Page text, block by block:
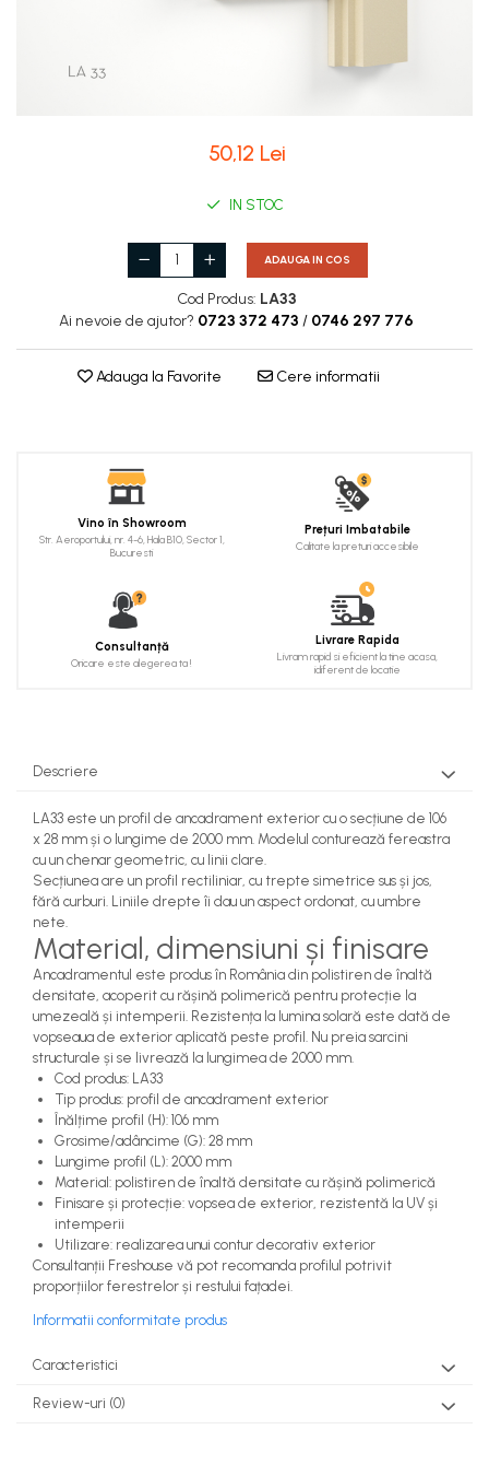
Capiteluri coloane
Inele semicoloane
Trunchiuri semicoloane
Panouri decorative
Cadru de arc
Fronton
Panouri pentru tavan
Console de interior
50,12 Lei
IN STOC
ADAUGA IN COS
Cod Produs: LA33
Ai nevoie de ajutor? 0723 372 473 / 0746 297 776
Adauga la Favorite Cere informatii
Vino în Showroom
Str. Aeroportului, nr. 4-6, Hala B10, Sector 1,
Bucuresti
Prețuri Imbatabile
Calitate la preturi accesibile
Consultanță
Oricare este alegerea ta !
Livrare Rapida
Livram rapid si eficient la tine acasa,
idiferent de locatie
Descriere
LA33 este un profil de ancadrament exterior cu o secțiune de 106
x 28 mm și o lungime de 2000 mm. Modelul conturează fereastra
cu un chenar geometric, cu linii clare.
Secțiunea are un profil rectiliniar, cu trepte simetrice sus și jos,
fără curburi. Liniile drepte îi dau un aspect ordonat, cu umbre
nete.
Material, dimensiuni și finisare
Ancadramentul este produs în România din polistiren de înaltă
densitate, acoperit cu rășină polimerică pentru protecție la
umezeală și intemperii. Rezistența la lumina solară este dată de
vopseaua de exterior aplicată peste profil. Nu preia sarcini
structurale și se livrează la lungimea de 2000 mm.
Cod produs: LA33
Tip produs: profil de ancadrament exterior
Înălțime profil (H): 106 mm
Grosime/adâncime (G): 28 mm
Lungime profil (L): 2000 mm
Material: polistiren de înaltă densitate cu rășină polimerică
Finisare și protecție: vopsea de exterior, rezistentă la UV și
intemperii
Utilizare: realizarea unui contur decorativ exterior
Consultanții Freshouse vă pot recomanda profilul potrivit
proporțiilor ferestrelor și restului fațadei.
Informatii conformitate produs
Caracteristici
Review-uri (0)